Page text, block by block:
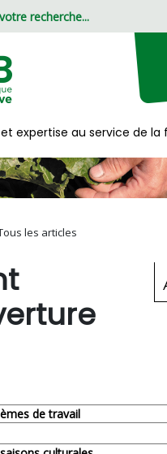
expertise au service de la
les articles
des cookies